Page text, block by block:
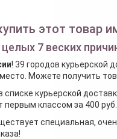
этот товар
целых 7 веских
! 39 городов курьерской
Можете получить
списке курьерской
классом за 400 руб.
специальная,